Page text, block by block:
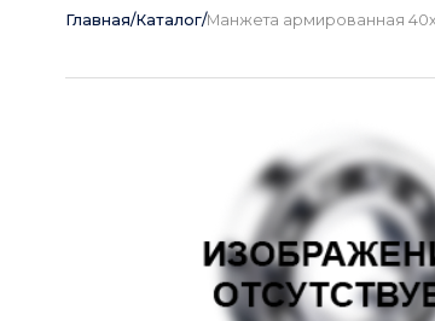
Главная/Каталог/Манжета армированная